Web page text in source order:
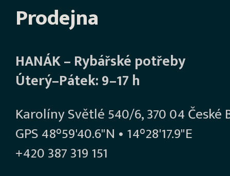
Prodejna
HANÁK – Rybářské potřeby
Úterý–Pátek: 9–17 h
Karolíny Světlé 540/6, 370 04 České
GPS 48°59'40.6"N • 14°28'17.9"E
+420 387 319 151